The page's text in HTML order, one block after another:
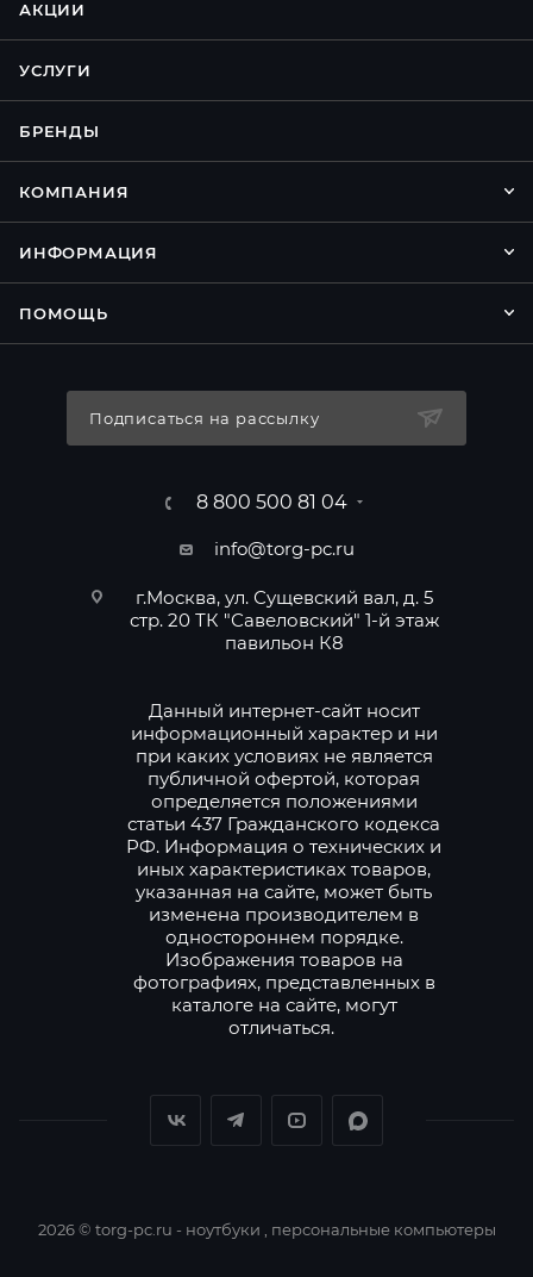
АКЦИИ
УСЛУГИ
БРЕНДЫ
КОМПАНИЯ
ИНФОРМАЦИЯ
ПОМОЩЬ
Подписаться на рассылку
8 800 500 81 04
info@torg-pc.ru
г.Москва, ул. Сущевский вал, д. 5
стр. 20 ТК "Савеловский" 1-й этаж
павильон К8
Данный интернет-сайт носит
информационный характер и ни
при каких условиях не является
публичной офертой, которая
определяется положениями
статьи 437 Гражданского кодекса
РФ. Информация о технических и
иных характеристиках товаров,
указанная на сайте, может быть
изменена производителем в
одностороннем порядке.
Изображения товаров на
фотографиях, представленных в
каталоге на сайте, могут
отличаться.
2026 © torg-pc.ru - ноутбуки , персональные компьютеры